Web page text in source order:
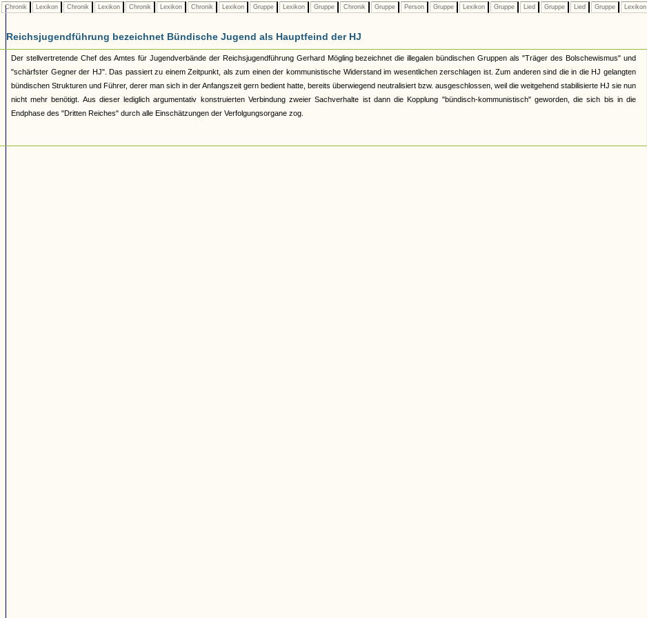
Chronik Lexikon Chronik Lexikon Chronik Lexikon Chronik Lexikon Gruppe Lexikon Gruppe Chronik Gruppe Person Gruppe Lexikon Gruppe Lied Gruppe Lied Gruppe Lexikon
Reichsjugendführung bezeichnet Bündische Jugend als Hauptfeind der HJ
Der stellvertretende Chef des Amtes für Jugendverbände der Reichsjugendführung Gerhard Mögling bezeichnet die illegalen bündischen Gruppen als "Träger des Bolschewismus" und
"schärfster Gegner der HJ". Das passiert zu einem Zeitpunkt, als zum einen der kommunistische Widerstand im wesentlichen zerschlagen ist. Zum anderen sind die in die HJ gelangten
bündischen Strukturen und Führer, derer man sich in der Anfangszeit gern bedient hatte, bereits überwiegend neutralisiert bzw. ausgeschlossen, weil die weitgehend stabilisierte HJ sie nun
nicht mehr benötigt. Aus dieser lediglich argumentativ konstruierten Verbindung zweier Sachverhalte ist dann die Kopplung "bündisch-kommunistisch" geworden, die sich bis in die
Endphase des "Dritten Reiches" durch alle Einschätzungen der Verfolgungsorgane zog.